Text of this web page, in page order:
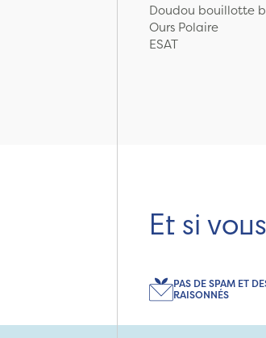
Doudou bouillotte
Ours Polaire
ESAT
Et si
PAS DE SPAM ET
RAISONNÉS